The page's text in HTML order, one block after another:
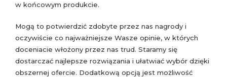
w końcowym produkcie.
Mogą to potwierdzić zdobyte przez nas nagrody i
oczywiście co najważniejsze Wasze opinie, w których
doceniacie włożony przez nas trud. Staramy się
dostarczać najlepsze rozwiązania i ułatwiać wybór dzięki
obszernej ofercie. Dodatkową opcją jest możliwość